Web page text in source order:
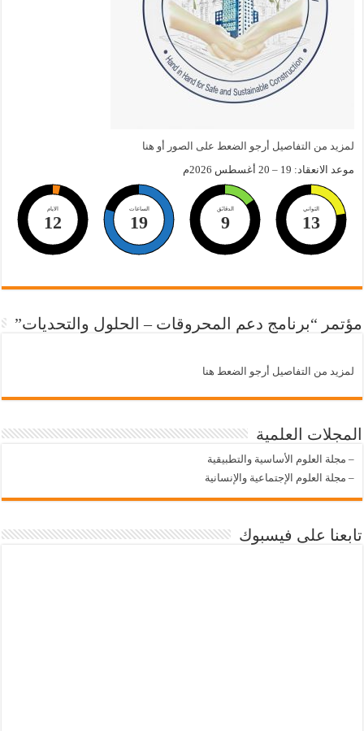
لمزيد من التفاصيل أرجو الضعط على الصور أو هنا
موعد الانعقاد: 19 – 20 أغسطس 2026م
الايام
12
الساعات
19
الدقائق
9
الثواني
12
مؤتمر “برنامج دعم المحروقات – الحلول والتحديات”
لمزيد من التفاصيل أرجو الضعط هنا
المجلات العلمية
– مجلة العلوم الأساسية والتطبيقية
– مجلة العلوم الإجتماعية والإنسانية
تابعنا على فيسبوك